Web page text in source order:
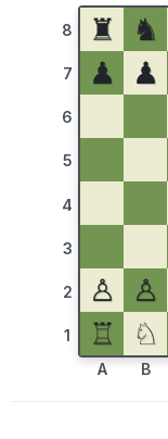
8
7
6
5
4
3
2
1
♜ ♞
♟
♟
♙ ♙
♖
♘
A B